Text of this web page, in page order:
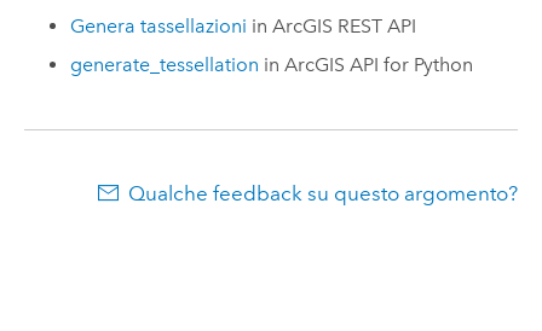
Genera tassellazioni inArcGIS REST API
generate_tessellation inArcGIS API for Python
Qualche feedback su questo argomento?